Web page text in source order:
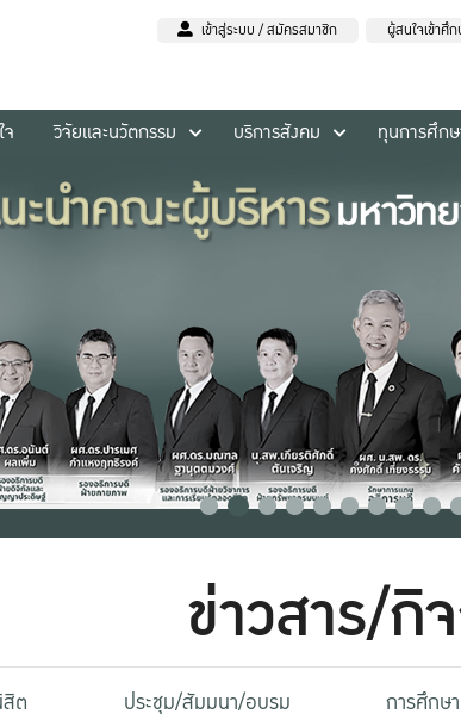
เข้าสู่ระบบ / สมัครสมาชิก ผู้สนใจเข้าศึก
วิจัยและนวัตกรรม บริการสังคม ทุนการศึก
ข่าวสาร/กิ
ต ประชุม/สัมมนา/อบรม การศึกษา